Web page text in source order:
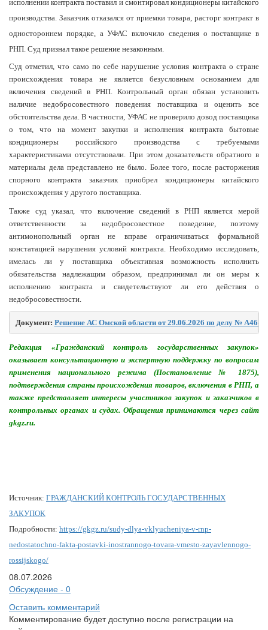
исполнении контракта поставил и смонтировал кондиционеры китайского
производства. Заказчик отказался от приемки товара, расторг контракт в
одностороннем порядке, а УФАС включило сведения о поставщике в
РНП. Суд признал такое решение незаконным.
Суд отметил, что само по себе нарушение условия контракта о стране
происхождения товара не является безусловным основанием для
включения сведений в РНП. Контрольный орган обязан установить
наличие недобросовестного поведения поставщика и оценить все
обстоятельства дела. В частности, УФАС не проверило довод поставщика
о том, что на момент закупки и исполнения контракта бытовые
кондиционеры российского производства с требуемыми
характеристиками отсутствовали. При этом доказательств обратного в
материалы дела представлено не было. Более того, после расторжения
спорного контракта заказчик приобрел кондиционеры китайского
происхождения у другого поставщика.
Также суд указал, что включение сведений в РНП является мерой
ответственности за недобросовестное поведение, поэтому
антимонопольный орган не вправе ограничиваться формальной
констатацией нарушения условий контракта. Необходимо исследовать,
имелась ли у поставщика объективная возможность исполнить
обязательства надлежащим образом, предпринимал ли он меры к
исполнению контракта и свидетельствуют ли его действия о
недобросовестности.
Документ: Решение АС Омской области от 29.06.2026 по делу № А46-
Редакция «Гражданский контроль государственных закупок»
оказывает консультационную и экспертную поддержку по вопросам
применения национального режима (Постановление № 1875),
подтверждения страны происхождения товаров, включения в РНП, а
также представляет интересы участников закупок и заказчиков в
контрольных органах и судах. Обращения принимаются через сайт
gkgz.ru.
Источник: ГРАЖДАНСКИЙ КОНТРОЛЬ ГОСУДАРСТВЕННЫХ
ЗАКУПОК
Подробности: https://gkgz.ru/sudy-dlya-vklyucheniya-v-rnp-
nedostatochno-fakta-postavki-inostrannogo-tovara-vmesto-zayavlennogo-
rossijskogo/
08.07.2026
Обсуждение - 0
Оставить комментарий
Комментирование будет доступно после регистрации на